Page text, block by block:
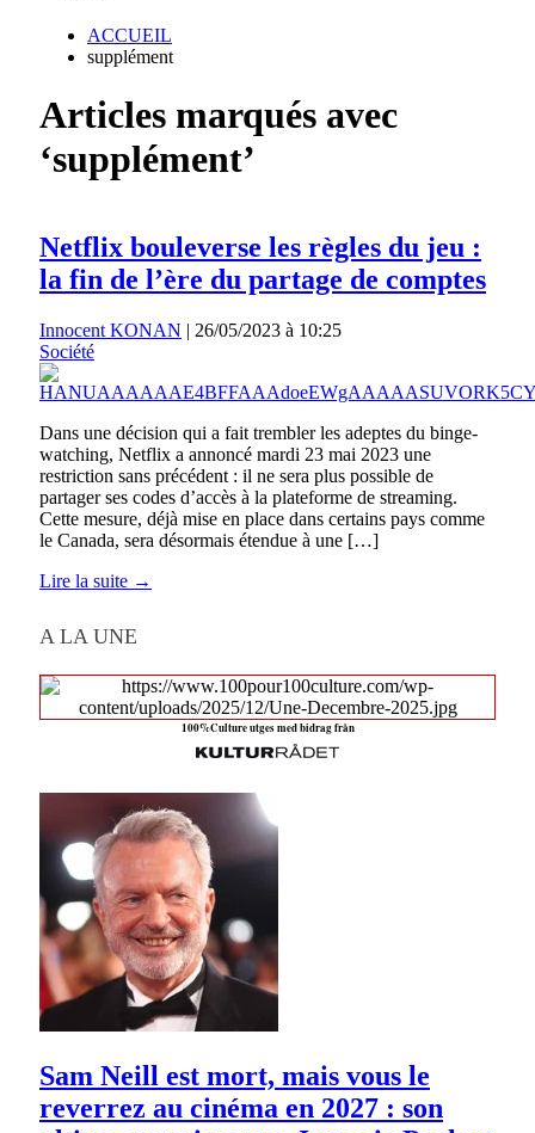
ACCUEIL
supplément
Articles marqués avec
‘supplément’
Netflix bouleverse les règles du jeu :
la fin de l’ère du partage de comptes
Innocent KONAN | 26/05/2023 à 10:25
Société
Dans une décision qui a fait trembler les adeptes du binge-
watching, Netflix a annoncé mardi 23 mai 2023 une
restriction sans précédent : il ne sera plus possible de
partager ses codes d’accès à la plateforme de streaming.
Cette mesure, déjà mise en place dans certains pays comme
le Canada, sera désormais étendue à une […]
Lire la suite →
A LA UNE
100%Culture utges med bidrag från
Sam Neill est mort, mais vous le
reverrez au cinéma en 2027 : son